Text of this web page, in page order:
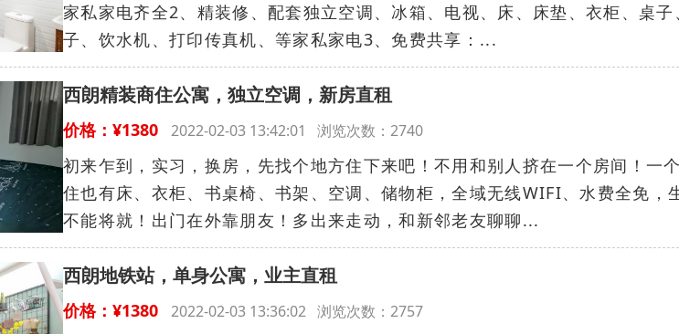
家私家电齐全2、精装修、配套独立空调、冰箱、电视、床、床垫、衣柜、桌子
子、饮水机、打印传真机、等家私家电3、免费共享：...
西朗精装商住公寓，独立空调，新房直租
价格：¥1380 2022-02-03 13:42:01 浏览次数：2740
初来乍到，实习，换房，先找个地方住下来吧！不用和别人挤在一个房间！一
住也有床、衣柜、书桌椅、书架、空调、储物柜，全域无线WIFI、水费全免，
不能将就！出门在外靠朋友！多出来走动，和新邻老友聊聊...
西朗地铁站，单身公寓，业主直租
价格：¥1380 2022-02-03 13:36:02 浏览次数：2757